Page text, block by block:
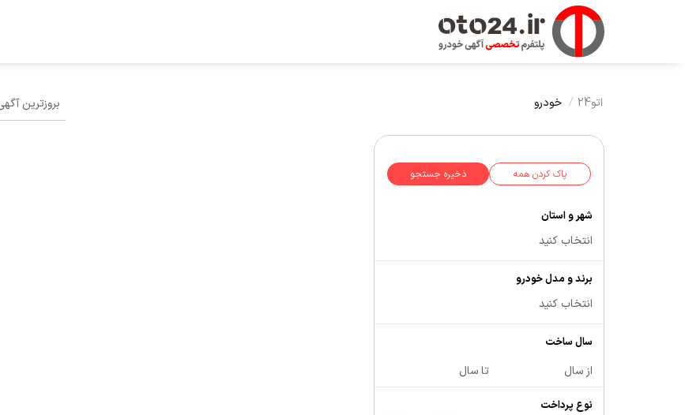
اتو24 خودرو
پاک کردن همه ذخیره جستجو
شهر و استان
انتخاب کنید
برند و مدل خودرو
انتخاب کنید
سال ساخت
از سال تا سال
نوع پرداخت